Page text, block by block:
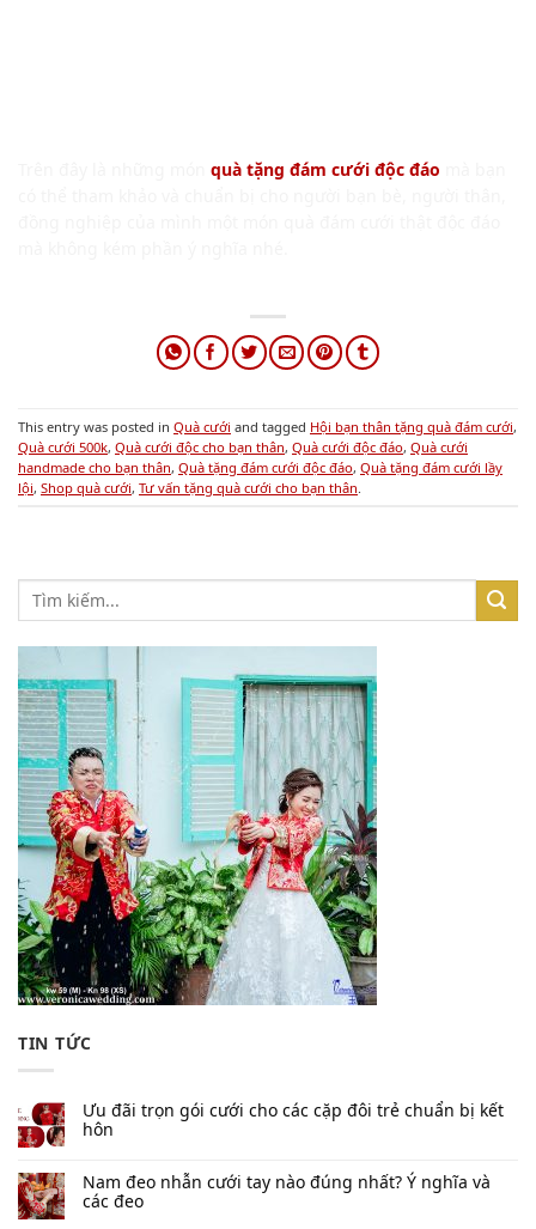
quà tặng đám cưới độc đáo
This entry was posted in Quà cưới and tagged Hội bạn thân tặng quà đám cưới,
Quà cưới 500k, Quà cưới độc cho bạn thân, Quà cưới độc đáo, Quà cưới
handmade cho bạn thân, Quà tặng đám cưới độc đáo, Quà tặng đám cưới lầy
lội, Shop quà cưới, Tư vấn tặng quà cưới cho bạn thân
TIN TỨC
Ưu đãi trọn gói cưới cho các cặp đôi trẻ chuẩn bị kết
hôn
Nam đeo nhẫn cưới tay nào đúng nhất​? Ý nghĩa và
các đeo